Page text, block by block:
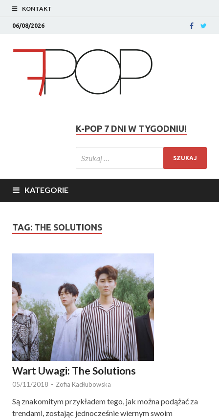
KONTAKT
06/08/2026
K-POP 7 DNI W TYGODNIU!
KATEGORIE
TAG: THE SOLUTIONS
Wart Uwagi: The Solutions
05/11/2018 - Zofia Kadłubowska
Są znakomitym przykładem tego, jak można podążać za
trendami, zostając jednocześnie wiernym swoim